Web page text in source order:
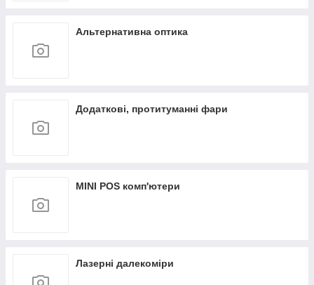
Альтернативна оптика
Додаткові, протитуманні фари
MINI POS комп'ютери
Лазерні далекоміри